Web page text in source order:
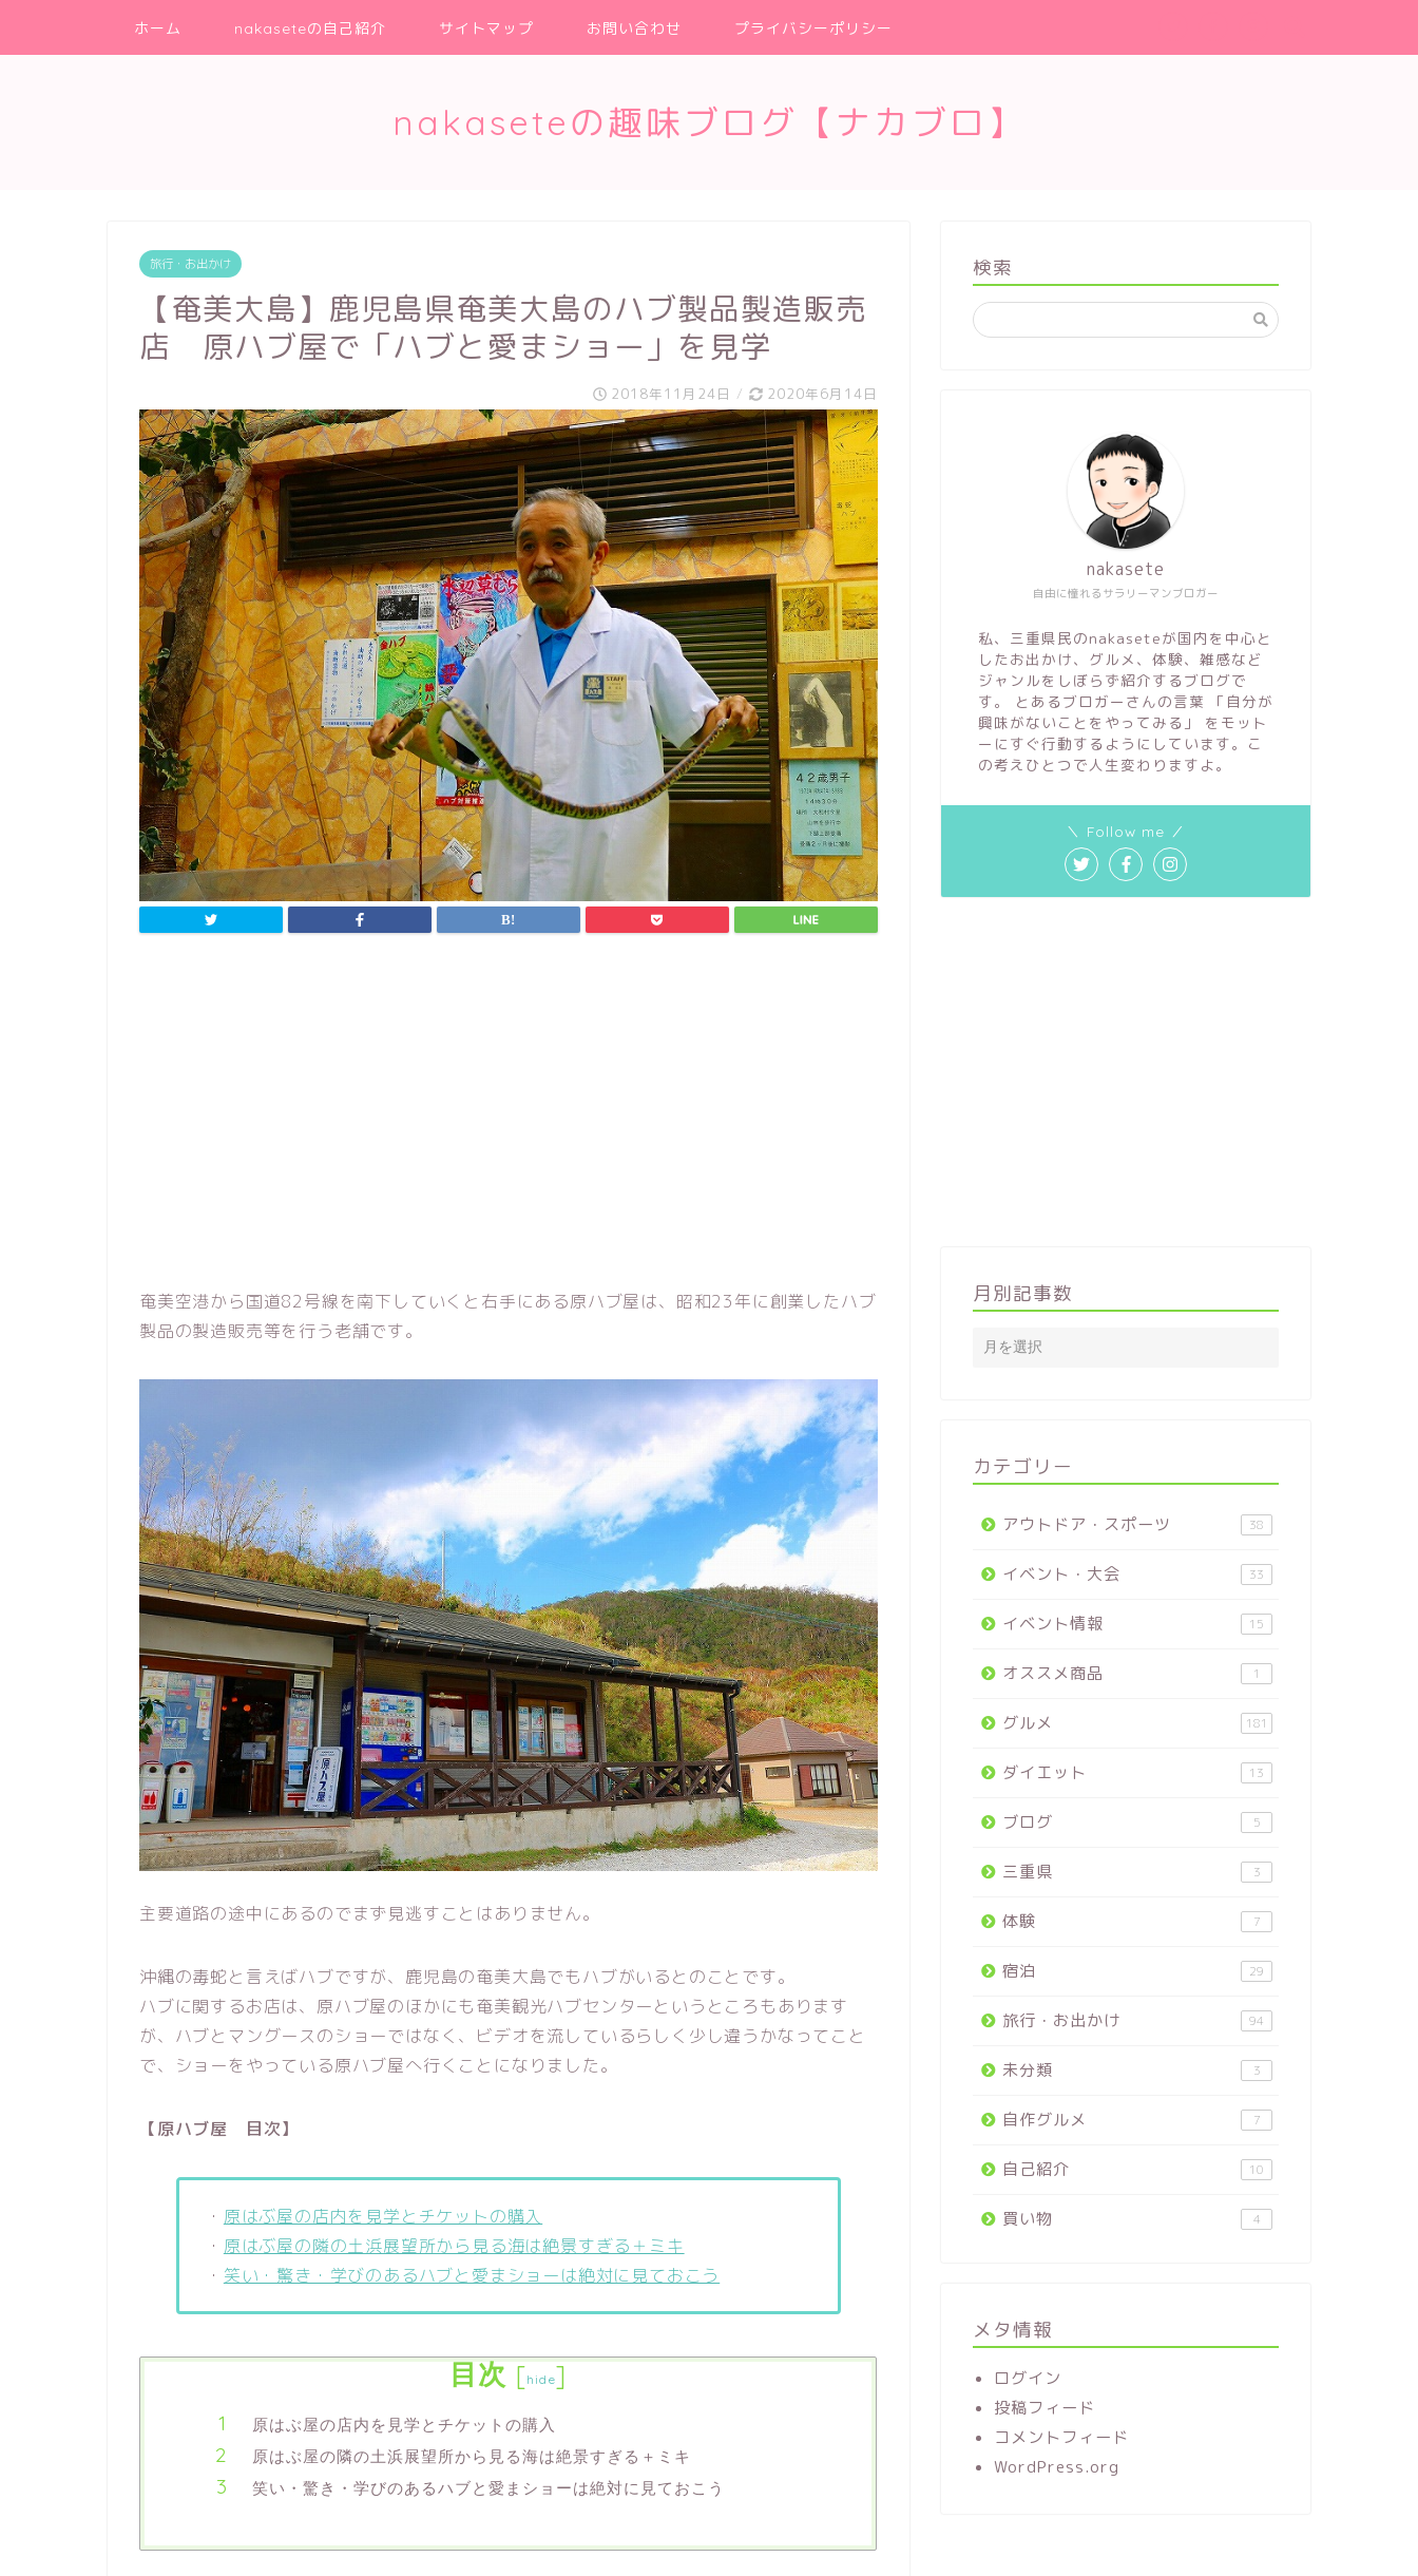
ホーム nakaseteの自己紹介 サイトマップ お問い合わせ プライバシーポリシー
nakaseteの趣味ブログ【ナカブロ】
旅行・お出かけ
【奄美大島】鹿児島県奄美大島のハブ製品製造販売
店 原ハブ屋で「ハブと愛まショー」を見学
2018年11月24日 / 2020年6月14日
奄美空港から国道82号線を南下していくと右手にある原ハブ屋は、昭和23年に創業したハブ
製品の製造販売等を行う老舗です。
主要道路の途中にあるのでまず見逃すことはありません。
沖縄の毒蛇と言えばハブですが、鹿児島の奄美大島でもハブがいるとのことです。
ハブに関するお店は、原ハブ屋のほかにも奄美観光ハブセンターというところもあります
が、ハブとマングースのショーではなく、ビデオを流しているらしく少し違うかなってこと
で、ショーをやっている原ハブ屋へ行くことになりました。
【原ハブ屋 目次】
・ 原はぶ屋の店内を見学とチケットの購入
・ 原はぶ屋の隣の土浜展望所から見る海は絶景すぎる＋ミキ
・ 笑い・驚き・学びのあるハブと愛まショーは絶対に見ておこう
目次 [hide]
原はぶ屋の店内を見学とチケットの購入
原はぶ屋の隣の土浜展望所から見る海は絶景すぎる＋ミキ
笑い・驚き・学びのあるハブと愛まショーは絶対に見ておこう
検索
自由に憧れるサラリーマンブロガー
nakasete
私、三重県民のnakaseteが国内を中心と
したお出かけ、グルメ、体験、雑感など
ジャンルをしぼらず紹介するブログで
す。 とあるブロガーさんの言葉 「自分が
興味がないことをやってみる」 をモット
ーにすぐ行動するようにしています。こ
の考えひとつで人生変わりますよ。
＼ Follow me ／
月別記事数
カテゴリー
アウトドア・スポーツ 38
イベント・大会 33
イベント情報 15
オススメ商品 1
グルメ 181
ダイエット 13
ブログ 5
三重県 3
体験 7
宿泊 29
旅行・お出かけ 94
未分類 3
自作グルメ 7
自己紹介 10
買い物 4
メタ情報
ログイン
投稿フィード
コメントフィード
WordPress.org